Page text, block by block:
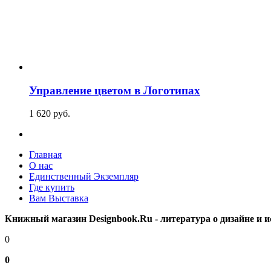
Управление цветом в Логотипах
1 620 pуб.
Главная
О нас
Единственный Экземпляр
Где купить
Вам Выставка
Книжный магазин Designbook.Ru - литература о дизайне и
0
0